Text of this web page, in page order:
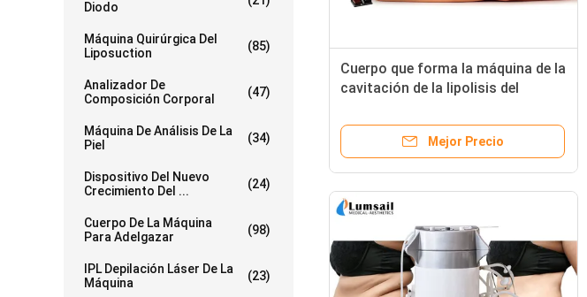
Diodo
Máquina Quirúrgica Del
Liposuction
(85)
Analizador De
Composición Corporal
(47)
Máquina De Análisis De La
Piel
(34)
Dispositivo Del Nuevo
Crecimiento Del ...
(24)
Cuerpo De La Máquina
Para Adelgazar
(98)
IPL Depilación Láser De La
Máquina
(23)
Cuerpo que forma la máquina de la
cavitación de la lipolisis del
Mejor Precio